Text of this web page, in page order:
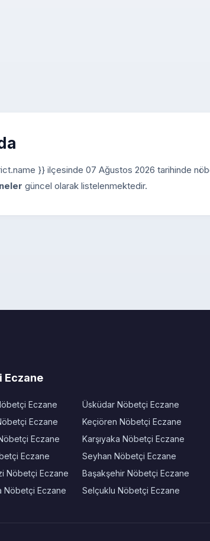
}} ilçesinde 07 Ağustos 2026 tarihinde
güncel olarak listelenmektedir.
Eczane
Eczane
Eczane
Eczane
Eczane
Nöbetçi Eczane
Nöbetçi Eczane
Üsküdar Nöbetçi Eczane
Keçiören Nöbetçi Eczane
Karşıyaka Nöbetçi Eczane
Seyhan Nöbetçi Eczane
Başakşehir Nöbetçi Eczane
Selçuklu Nöbetçi Eczane